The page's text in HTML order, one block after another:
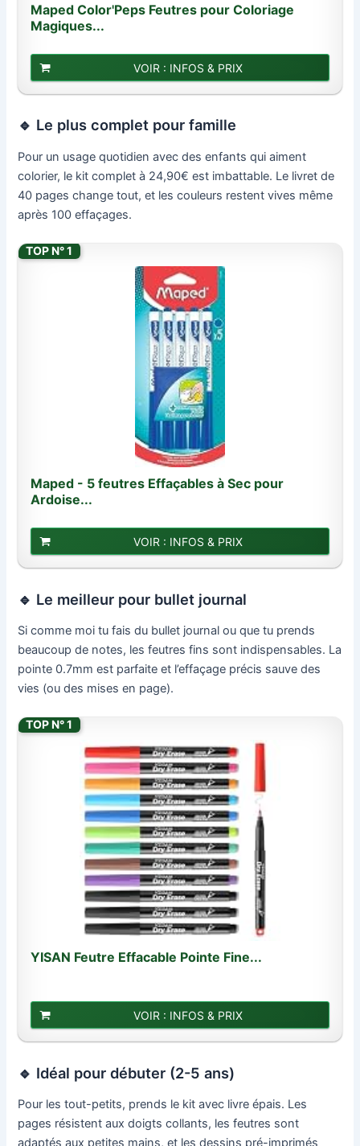
Maped Color'Peps Feutres pour Coloriage
Magiques...
VOIR : INFOS & PRIX
🔹 Le plus complet pour famille
Pour un usage quotidien avec des enfants qui aiment
colorier, le kit complet à 24,90€ est imbattable. Le livret de
40 pages change tout, et les couleurs restent vives même
après 100 effaçages.
TOP N° 1
Maped - 5 feutres Effaçables à Sec pour
Ardoise...
VOIR : INFOS & PRIX
🔹 Le meilleur pour bullet journal
Si comme moi tu fais du bullet journal ou que tu prends
beaucoup de notes, les feutres fins sont indispensables. La
pointe 0.7mm est parfaite et l’effaçage précis sauve des
vies (ou des mises en page).
TOP N° 1
YISAN Feutre Effacable Pointe Fine...
VOIR : INFOS & PRIX
🔹 Idéal pour débuter (2-5 ans)
Pour les tout-petits, prends le kit avec livre épais. Les
pages résistent aux doigts collants, les feutres sont
adaptés aux petites mains, et les dessins pré-imprimés